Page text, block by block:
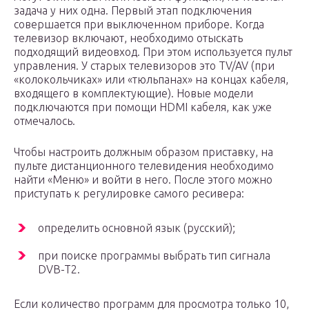
задача у них одна. Первый этап подключения
совершается при выключенном приборе. Когда
телевизор включают, необходимо отыскать
подходящий видеовход. При этом используется пульт
управления. У старых телевизоров это TV/AV (при
«колокольчиках» или «тюльпанах» на концах кабеля,
входящего в комплектующие). Новые модели
подключаются при помощи HDMI кабеля, как уже
отмечалось.
Чтобы настроить должным образом приставку, на
пульте дистанционного телевидения необходимо
найти «Меню» и войти в него. После этого можно
приступать к регулировке самого ресивера:
определить основной язык (русский);
при поиске программы выбрать тип сигнала
DVB-T2.
Если количество программ для просмотра только 10,